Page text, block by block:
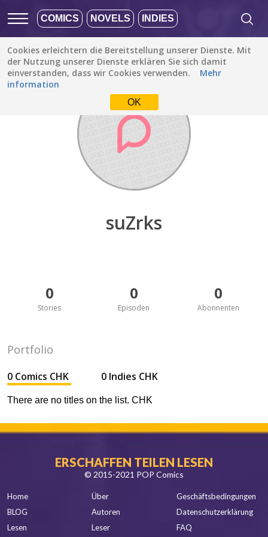
COMICS NOVELS INDIES
Cookies erleichtern die Bereitstellung unserer Dienste. Mit
der Nutzung unserer Dienste erklären Sie sich damit
einverstanden, dass wir Cookies verwenden.
Mehr
information
OK
Entdecken / suZrks
suZrks
0
Stories
0
Episoden
0
Abonnenten
Portfolio
0 Comics CHK 0 Indies CHK
There are no titles on the list. CHK
ERSCHAFFEN TEILEN LESEN
© 2015-2021 POP Comics
Home
BLOG
Lesen
Über
Autoren
Leser
Geschäftsbedingungen
Datenschutzerklärung
FAQ